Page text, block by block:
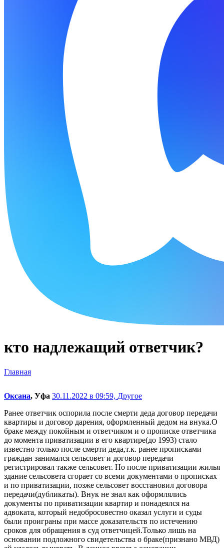
кто надлежащий ответчик?
Главная
Оксана, Уфа 30.11.2022 в 09:59, Другое
Ранее ответчик оспорила после смерти деда договор передачи
квартиры и договор дарения, оформленный дедом на внука.О
браке между покойным и ответчиком и о прописке ответчика
до момента приватизации в его квартире(до 1993) стало
известно только после смерти деда,т.к. ранее прописками
граждан занимался сельсовет и договор передачи
регистрировал также сельсовет. Но после приватизации жилья
здание сельсовета сгорает со всеми документами о прописках
и по приватизации, позже сельсовет восстановил договора
передачи(дубликаты). Внук не знал как оформлялись
документы по приватизации квартир и понадеялся на
адвоката, который недобросовестно оказал услуги и суды
были проиграны при массе доказательств по истечению
сроков для обращения в суд ответчицей.Только лишь на
основании подложного свидетельства о браке(признано МВД)